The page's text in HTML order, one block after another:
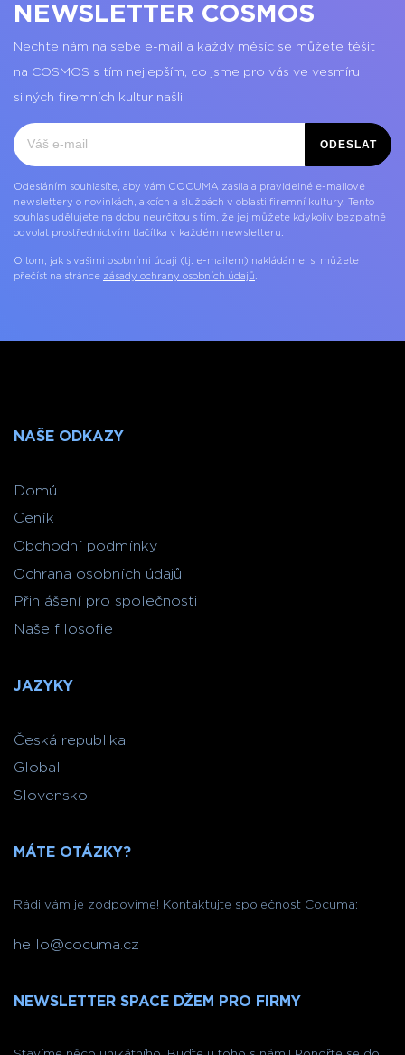
NEWSLETTER COSMOS
Nechte nám na sebe e-mail a každý měsíc se můžete těšit
na COSMOS s tím nejlepším, co jsme pro vás ve vesmíru
silných firemních kultur našli.
ODESLAT
Odesláním souhlasíte, aby vám COCUMA zasílala pravidelné e-mailové
newslettery o novinkách, akcích a službách v oblasti firemní kultury. Tento
souhlas udělujete na dobu neurčitou s tím, že jej můžete kdykoliv bezplatně
odvolat prostřednictvím tlačítka v každém newsletteru.
O tom, jak s vašimi osobními údaji (tj. e-mailem) nakládáme, si můžete
přečíst na stránce zásady ochrany osobních údajů
NAŠE ODKAZY
Domů
Ceník
Obchodní podmínky
Ochrana osobních údajů
Přihlášení pro společnosti
Naše filosofie
JAZYKY
Česká republika
Global
Slovensko
MÁTE OTÁZKY?
Rádi vám je zodpovíme! Kontaktujte společnost Cocuma:
hello@cocuma.cz
NEWSLETTER SPACE DŽEM PRO FIRMY